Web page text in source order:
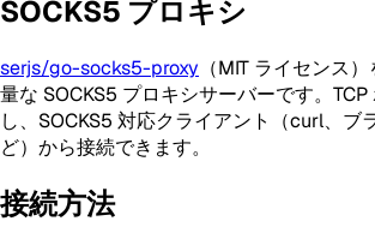
SOCKS5 プロキシ
serjs/go-socks5-proxy （MIT ライセンス
量な SOCKS5 プロキシサーバーです。TCP
し、SOCKS5 対応クライアント（curl、ブ
ど）から接続できます。
接続方法